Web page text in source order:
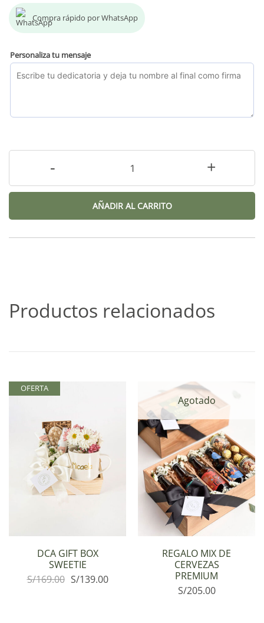
Compra rápido por WhatsApp
Personaliza tu mensaje
- +
AÑADIR AL CARRITO
Productos relacionados
OFERTA
DCA GIFT BOX
SWEETIE
S/169.00 S/139.00
Agotado
REGALO MIX DE
CERVEZAS
PREMIUM
S/205.00